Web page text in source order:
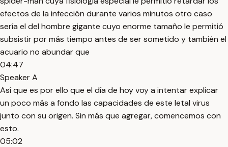
efectos de la infección durante varios minutos otro caso
sería el del hombre gigante cuyo enorme tamaño le permitió
subsistir por más tiempo antes de ser sometido y también el
acuario no abundar que
04:47
Speaker A
Así que es por ello que el día de hoy voy a intentar explicar
un poco más a fondo las capacidades de este letal virus
junto con su origen. Sin más que agregar, comencemos con
esto.
05:02